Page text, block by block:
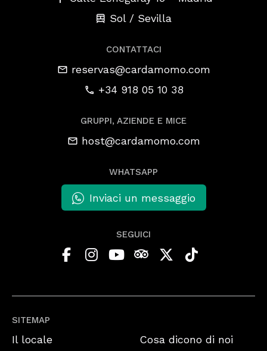
SITEMAP
Il locale
Cosa dicono di noi
Sol / Sevilla
CONTATTACI
reservas@cardamomo.com
+34 918 05 10 38
GRUPPI, AZIENDE E MICE
host@cardamomo.com
WHATSAPP
Inviaci un messaggio
SEGUICI